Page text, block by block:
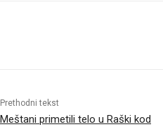
Prethodni tekst
Meštani primetili telo u Raški kod